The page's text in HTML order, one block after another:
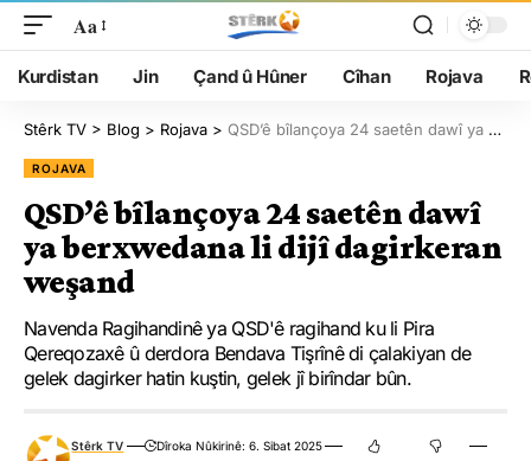
Aa
Kurdistan Jin Çand û Hûner Cîhan Rojava
Stêrk TV > Blog > Rojava > QSD’ê bîlançoya 24 saetên dawî ya berxwedana li dijî dagirkeran weşand
ROJAVA
QSD’ê bîlançoya 24 saetên dawî
ya berxwedana li dijî dagirkeran
weşand
Navenda Ragihandinê ya QSD'ê ragihand ku li Pira
Qereqozaxê û derdora Bendava Tişrînê di çalakiyan de
gelek dagirker hatin kuştin, gelek jî birîndar bûn.
Stêrk TV
Dîroka Nûkirinê: 6. Sibat 2025